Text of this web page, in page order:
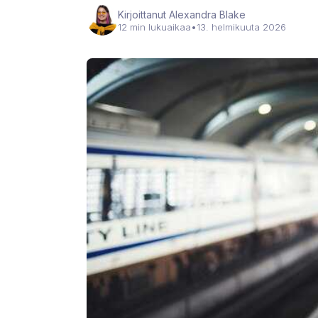
Kirjoittanut Alexandra Blake
12 min lukuaikaa•13. helmikuuta 2026